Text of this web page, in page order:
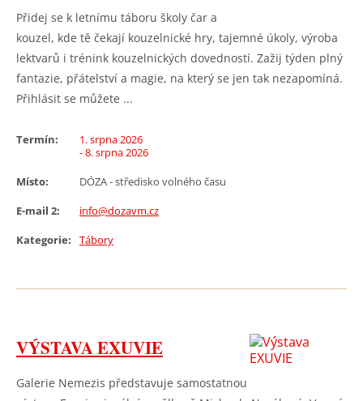
Přidej se k letnímu táboru školy čar a
kouzel, kde tě čekají kouzelnické hry, tajemné úkoly, výroba
lektvarů i trénink kouzelnických dovedností. Zažij týden plný
fantazie, přátelství a magie, na který se jen tak nezapomíná.
Přihlásit se můžete ...
Termín:
1. srpna 2026
- 8. srpna 2026
Místo:
DÓZA - středisko volného času
E-mail 2:
info@dozavm.cz
Kategorie:
Tábory
VÝSTAVA EXUVIE
Galerie Nemezis představuje samostatnou